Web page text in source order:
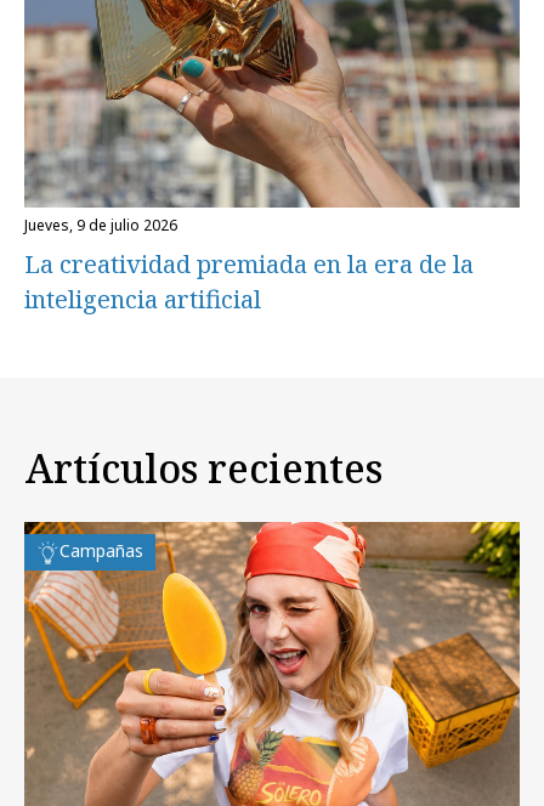
jueves, 9 de julio 2026
La creatividad premiada en la era de la
inteligencia artificial
Artículos recientes
Campañas